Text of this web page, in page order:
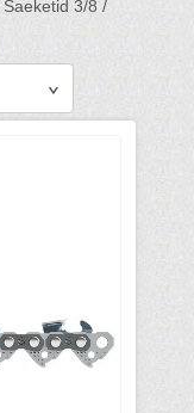
Saeketid 3/8 /